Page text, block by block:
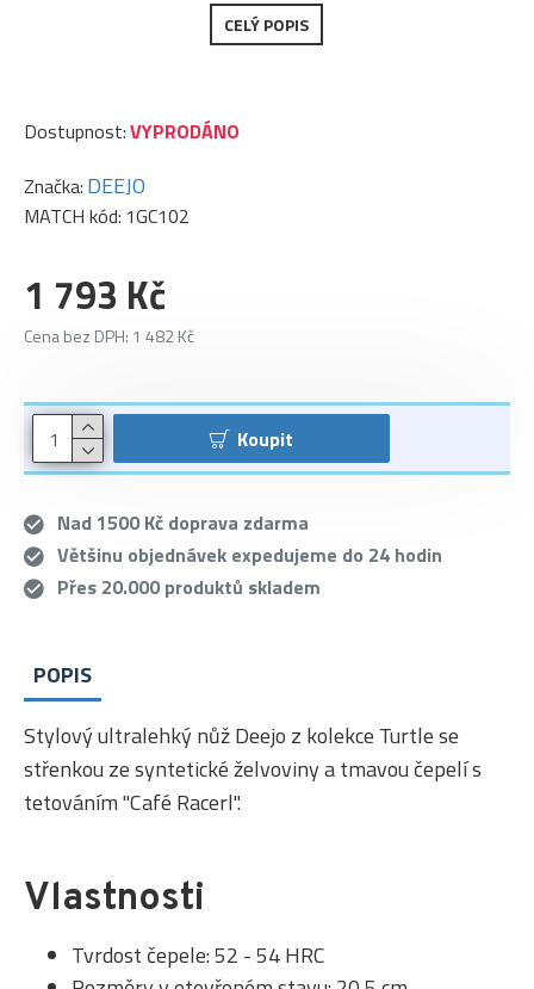
CELÝ POPIS
1 793 Kč
Cena bez DPH: 1 482 Kč
Dostupnost:VYPRODÁNO
Značka: DEEJO
MATCH kód: 1GC102
Koupit
Nad 1500 Kč doprava zdarma
Většinu objednávek expedujeme do 24 hodin
Přes 20.000 produktů skladem
POPIS
Stylový ultralehký nůž Deejo z kolekce Turtle se
střenkou ze syntetické želvoviny a tmavou čepelí s
tetováním "Café Racerl".
Vlastnosti
Tvrdost čepele: 52 - 54 HRC